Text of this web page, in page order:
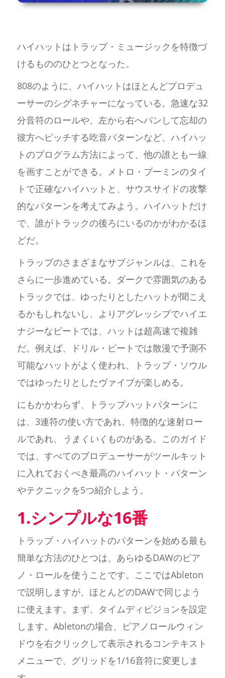
ハイハットはトラップ・ミュージックを特徴づ
けるもののひとつとなった。
808のように、ハイハットはほとんどプロデュ
ーサーのシグネチャーになっている。急速な32
分音符のロールや、左から右へパンして忘却の
彼方へピッチする吃音パターンなど、ハイハッ
トのプログラム方法によって、他の誰とも一線
を画すことができる。メトロ・ブーミンのタイ
トで正確なハイハットと、サウスサイドの攻撃
的なパターンを考えてみよう。ハイハットだけ
で、誰がトラックの後ろにいるのかがわかるほ
どだ。
トラップのさまざまなサブジャンルは、これを
さらに一歩進めている。ダークで雰囲気のある
トラックでは、ゆったりとしたハットが聞こえ
るかもしれないし、よりアグレッシブでハイエ
ナジーなビートでは、ハットは超高速で複雑
だ。例えば、ドリル・ビートでは散漫で予測不
可能なハットがよく使われ、トラップ・ソウル
ではゆったりとしたヴァイブが楽しめる。
にもかかわらず、トラップハットパターンに
は、3連符の使い方であれ、特徴的な速射ロー
ルであれ、
うまくいく ものがある。このガイド
では、すべてのプロデューサーがツールキット
に入れておくべき最高のハイハット・パターン
やテクニックを5つ紹介しよう。
1.シンプルな16番
トラップ・ハイハットのパターンを始める最も
簡単な方法のひとつは、あらゆるDAWのピア
ノ・ロールを使うことです。ここではAbleton
で説明しますが、ほとんどのDAWで同じよう
に使えます。まず、タイムディビジョンを設定
します。Abletonの場合、ピアノロールウィン
ドウを右クリックして表示されるコンテキスト
メニューで、グリッドを1/16音符に変更しま